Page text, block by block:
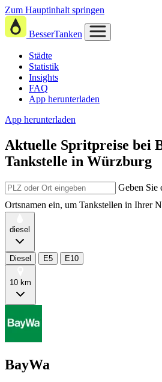
Zum Hauptinhalt springen
BesserTanken
Städte
Statistik
Insights
FAQ
App herunterladen
App herunterladen
Aktuelle Spritpreise bei
Tankstelle in Würzburg
Geben Sie
Ortsnamen ein, um Tankstellen in Ihrer
diesel
Diesel E5 E10
10 km
BayWa